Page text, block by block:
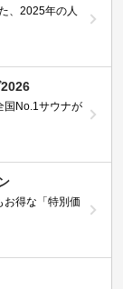
、2025年の人
国No.1サウナが
得な「特別価